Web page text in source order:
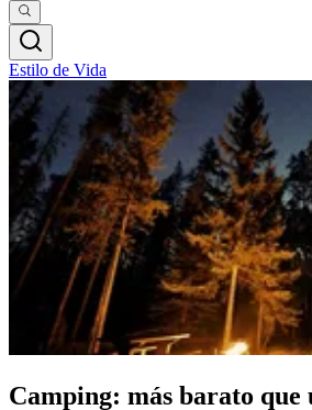
Estilo de Vida
Camping: más barato que